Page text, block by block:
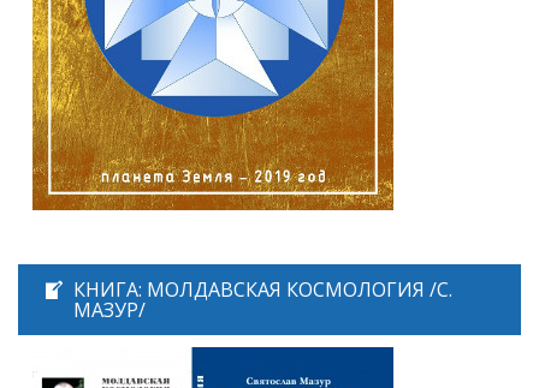
КНИГА: МОЛДАВСКАЯ КОСМОЛОГИЯ /С.
МАЗУР/